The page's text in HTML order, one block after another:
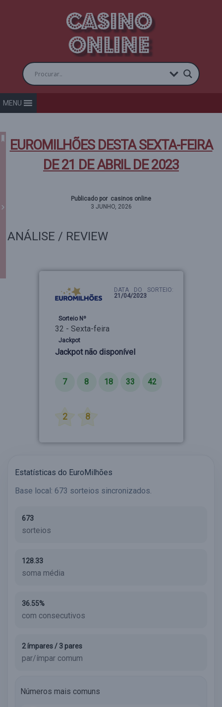
MENU
EUROMILHÕES DESTA SEXTA-FEIRA
DE 21 DE ABRIL DE 2023
Publicado por casinos online
3 JUNHO, 2026
ANÁLISE / REVIEW
DATA DO SORTEIO:
21/04/2023
Sorteio Nº
32 - Sexta-feira
Jackpot
Jackpot não disponível
7 8 18 33 42
2 8
Estatísticas do EuroMilhões
Base local: 673 sorteios sincronizados.
673
sorteios
128.33
soma média
36.55%
com consecutivos
2 ímpares / 3 pares
par/ímpar comum
Números mais comuns